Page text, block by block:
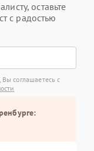
оставьте
с радостью
соглашаетесь с